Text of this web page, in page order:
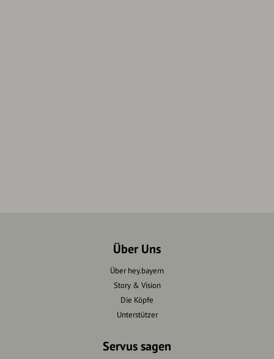
Über Uns
Über hey.bayern
Story & Vision
Die Köpfe
Unterstützer
Servus sagen